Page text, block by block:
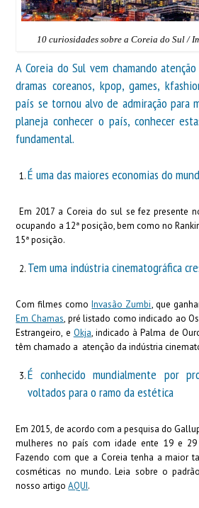
10 curiosidades sobre a Coreia do Sul /
A Coreia do Sul vem chamando
dramas coreanos, kpop, games,
país se tornou alvo de admiração para
planeja conhecer o país, conhecer
fundamental.
É uma das maiores economias do
Em 2017 a Coreia do sul se fez presente
ocupando a 12ª posição, bem como no
15ª posição.
Tem uma indústria cinematográfica
Com filmes comoInvasão Zumbi, que
Em Chamas, pré listado como indicado ao
Estrangeiro, e Okja, indicado à Palma de
têm chamado a atenção da indústria
É conhecido mundialmente por
voltados para o ramo da estética
Em 2015, de acordo com a pesquisa do
mulheres no país com idade ente 19 e 29
Fazendo com que a Coreia tenha a maior
cosméticas no mundo. Leia sobre o
nosso artigoAQUI.